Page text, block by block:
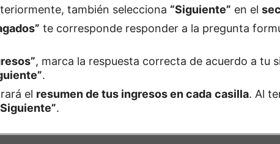
también selecciona “Siguiente” en el
te corresponde responder a la pregunta
, marca la respuesta correcta de acuerdo a tu
.
el resumen de tus ingresos en cada casilla. Al
.